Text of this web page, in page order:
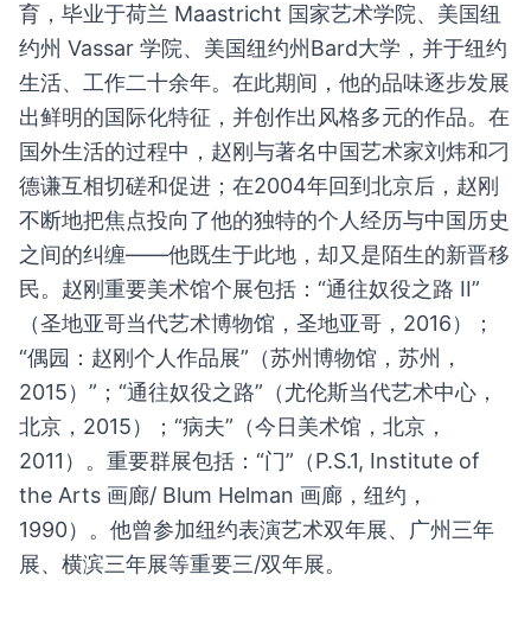
育，毕业于荷兰 Maastricht 国家艺术学院、美国纽
约州 Vassar 学院、美国纽约州Bard大学，并于纽约
生活、工作二十余年。在此期间，他的品味逐步发展
出鲜明的国际化特征，并创作出风格多元的作品。在
国外生活的过程中，赵刚与著名中国艺术家刘炜和刁
德谦互相切磋和促进；在2004年回到北京后，赵刚
不断地把焦点投向了他的独特的个人经历与中国历史
之间的纠缠——他既生于此地，却又是陌生的新晋移
民。赵刚重要美术馆个展包括：“通往奴役之路 II”
（圣地亚哥当代艺术博物馆，圣地亚哥，2016）；
“偶园：赵刚个人作品展”（苏州博物馆，苏州，
2015）”；“通往奴役之路”（尤伦斯当代艺术中心，
北京，2015）；“病夫”（今日美术馆，北京，
2011）。重要群展包括：“门”（P.S.1, Institute of
the Arts 画廊/ Blum Helman 画廊，纽约，
1990）。他曾参加纽约表演艺术双年展、广州三年
展、横滨三年展等重要三/双年展。